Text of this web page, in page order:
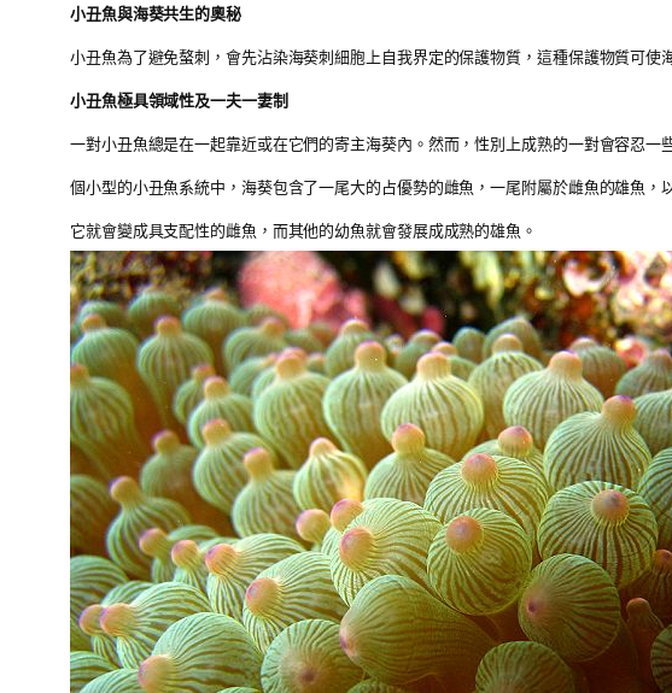
小丑魚與海葵共生的奧秘
小丑魚為了避免螯刺，會先沾染海葵刺細胞上自我界定的保護物質，這種保護物質可使
小丑魚極具領域性及一夫一妻制
一對小丑魚總是在一起靠近或在它們的寄主海葵內。然而，性別上成熟的一對會容忍
個小型的小丑魚系統中，海葵包含了一尾大的占優勢的雌魚，一尾附屬於雌魚的雄魚
它就會變成具支配性的雌魚，而其他的幼魚就會發展成成熟的雄魚。